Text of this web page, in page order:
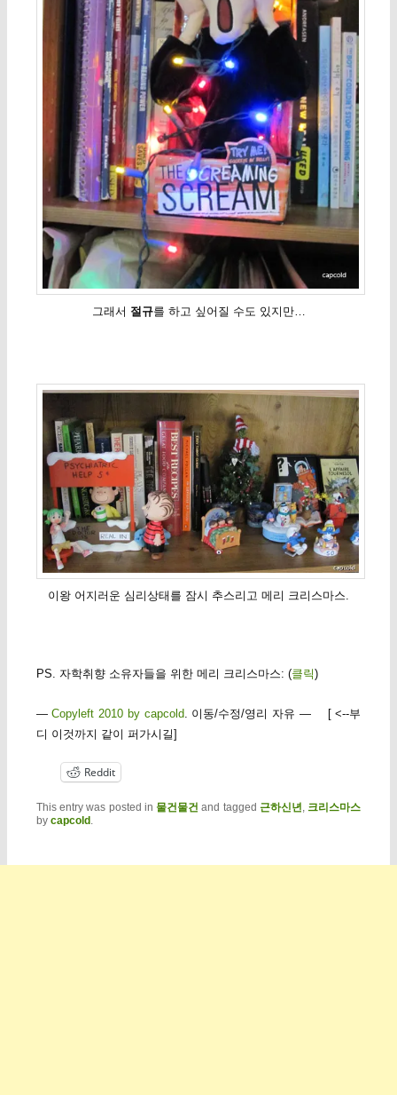
그래서 절규를 하고 싶어질 수도 있지만…
이왕 어지러운 심리상태를 잠시 추스리고 메리 크리스마스.
PS. 자학취향 소유자들을 위한 메리 크리스마스: (클릭)
—Copyleft 2010 by capcold. 이동/수정/영리 자유 — [ <--부
디 이것까지 같이 퍼가시길]
Reddit
This entry was posted in 물건물건 and tagged근하신년 크리스마스
by capcold.